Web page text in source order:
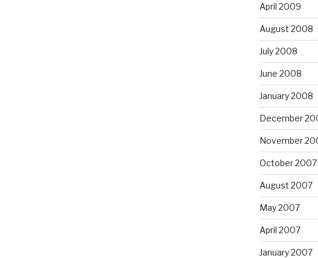
April 2009
August 2008
July 2008
June 2008
January 2008
December
November
October 2007
August 2007
May 2007
April 2007
January 2007